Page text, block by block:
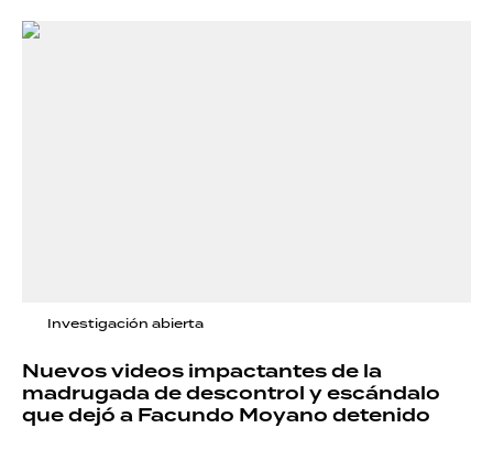
Investigación abierta
Nuevos videos impactantes de la
madrugada de descontrol y escándalo
que dejó a Facundo Moyano detenido